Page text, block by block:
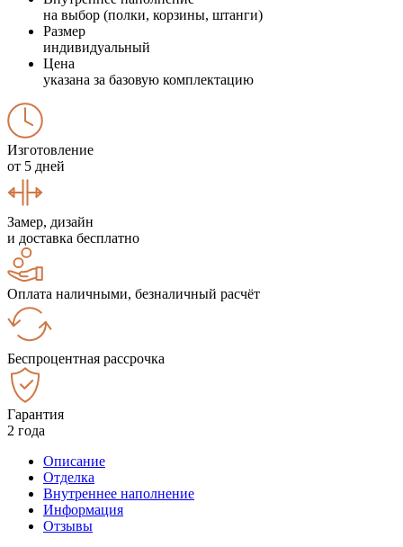
на выбор (полки, корзины, штанги)
Размер
индивидуальный
Цена
указана за базовую комплектацию
Изготовление
от 5 дней
Замер, дизайн
и доставка бесплатно
Оплата наличными, безналичный расчёт
Беспроцентная рассрочка
Гарантия
2 года
Описание
Отделка
Внутреннее наполнение
Информация
Отзывы